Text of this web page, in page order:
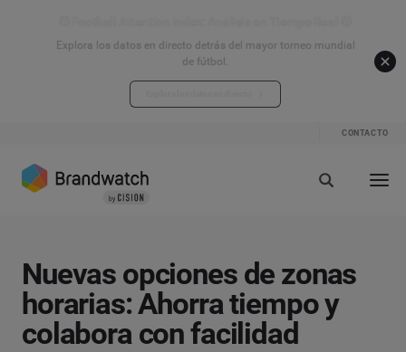
Explora los datos en directo detrás del mayor torneo mundial
de fútbol.
CONTACTO
Nuevas opciones de zonas
horarias: Ahorra tiempo y
colabora con facilidad